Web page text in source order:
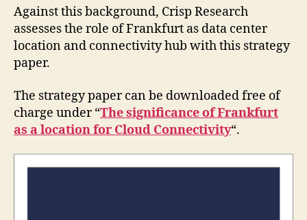
Against this background, Crisp Research
assesses the role of Frankfurt as data center
location and connectivity hub with this strategy
paper.
The strategy paper can be downloaded free of
charge under “The significance of Frankfurt
as a location for Cloud Connectivity“.